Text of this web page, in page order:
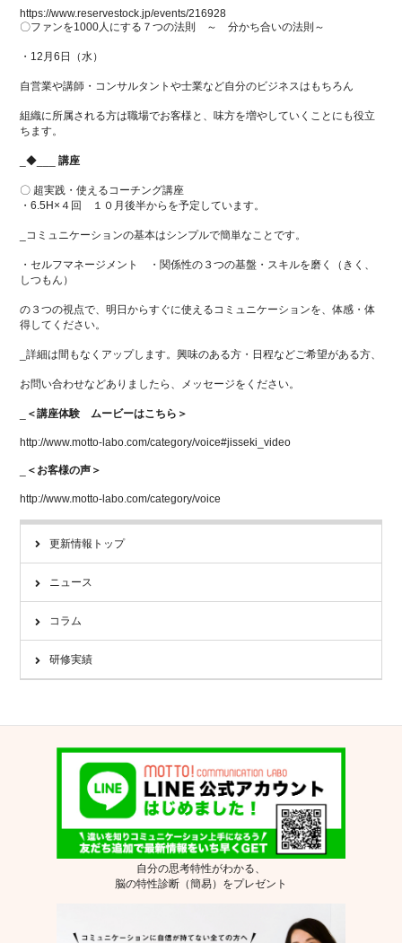
https://www.reservestock.jp/events/216928
〇ファンを1000人にする７つの法則 ～ 分かち合いの法則～
・12月6日（水）
自営業や講師・コンサルタントや士業など自分のビジネスはもちろん
組織に所属される方は職場でお客様と、味方を増やしていくことにも役立
ちます。
_◆___講座
〇 超実践・使えるコーチング講座
・6.5H×４回 １０月後半からを予定しています。
_コミュニケーションの基本はシンプルで簡単なことです。
・セルフマネージメント ・関係性の３つの基盤・スキルを磨く（きく、
しつもん）
の３つの視点で、明日からすぐに使えるコミュニケーションを、体感・体
得してください。
_詳細は間もなくアップします。興味のある方・日程などご希望がある方、
お問い合わせなどありましたら、メッセージをください。
＜講座体験 ムービーはこちら＞
http://www.motto-labo.com/category/voice#jisseki_video
＜お客様の声＞
http://www.motto-labo.com/category/voice
更新情報トップ
ニュース
コラム
研修実績
自分の思考特性がわかる、
脳の特性診断（簡易）をプレゼント